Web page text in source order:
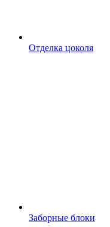
Отделка цоколя
Заборные блоки